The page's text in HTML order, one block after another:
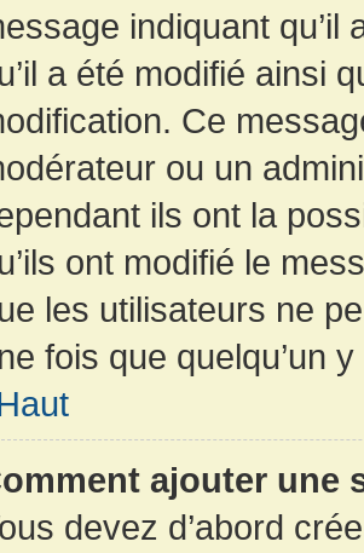
indiquant
a été modifié ainsi
Ce
ou un
ils ont la
ont modifié le
les utilisateurs ne
fois que quelqu’un
ajouter une
devez d’abord